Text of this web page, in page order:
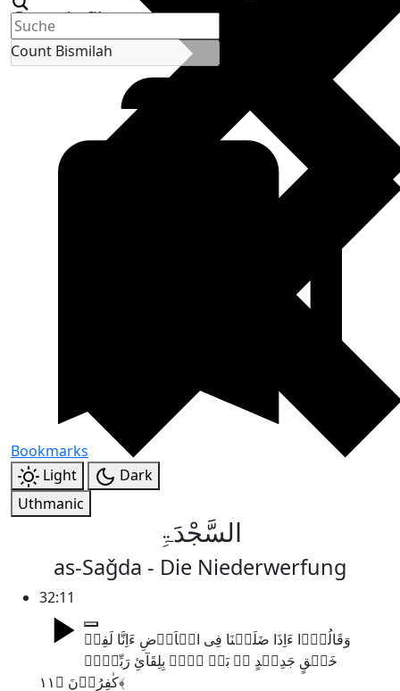
Generic filters
Count Bismilah
Bookmarks
Light
Dark
Uthmanic
السَّجْدَۃِ
as-Saǧda - Die Niederwerfung
32:11
وَقَالُوۡۤا ءَاِذَا ضَلَلۡنَا فِی الۡاَرۡضِ ءَاِنَّا لَفِیۡ
خَلۡقٍ جَدِیۡدٍ ۬ؕ بَلۡ ہُمۡ بِلِقَآیِٔ رَبِّہِمۡ
کٰفِرُوۡنَ ﴿۱۱﴾